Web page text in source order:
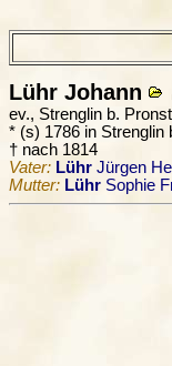
Lühr Johann
ev., Strenglin b.
* (s) 1786 in Strenglin
† nach 1814
Vater: Lühr Jürgen
Mutter: Lühr Sophie